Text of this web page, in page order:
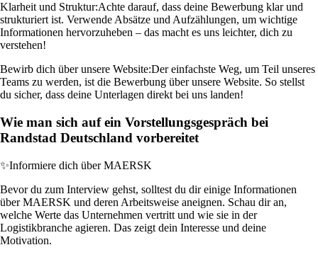
Klarheit und Struktur:Achte darauf, dass deine Bewerbung klar und
strukturiert ist. Verwende Absätze und Aufzählungen, um wichtige
Informationen hervorzuheben – das macht es uns leichter, dich zu
verstehen!
Bewirb dich über unsere Website:Der einfachste Weg, um Teil unseres
Teams zu werden, ist die Bewerbung über unsere Website. So stellst
du sicher, dass deine Unterlagen direkt bei uns landen!
Wie man sich auf ein Vorstellungsgespräch bei
Randstad Deutschland vorbereitet
✨Informiere dich über MAERSK
Bevor du zum Interview gehst, solltest du dir einige Informationen
über MAERSK und deren Arbeitsweise aneignen. Schau dir an,
welche Werte das Unternehmen vertritt und wie sie in der
Logistikbranche agieren. Das zeigt dein Interesse und deine
Motivation.